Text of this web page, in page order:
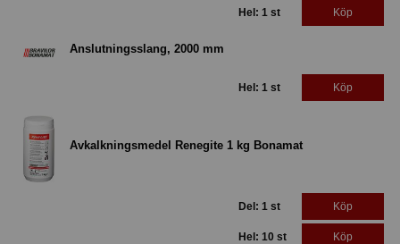
Hel: 1 st Köp
Anslutningsslang, 2000 mm
Hel: 1 st Köp
Avkalkningsmedel Renegite 1 kg Bonamat
Del: 1 st Köp
Hel: 10 st Köp